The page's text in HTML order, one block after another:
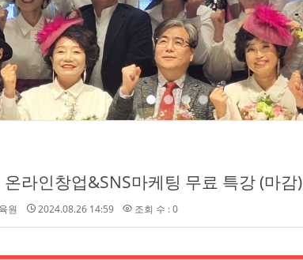
라인창업&SNS마케팅 무료 특강 (마감)
원 2024.08.26 14:59 조회 수 : 0